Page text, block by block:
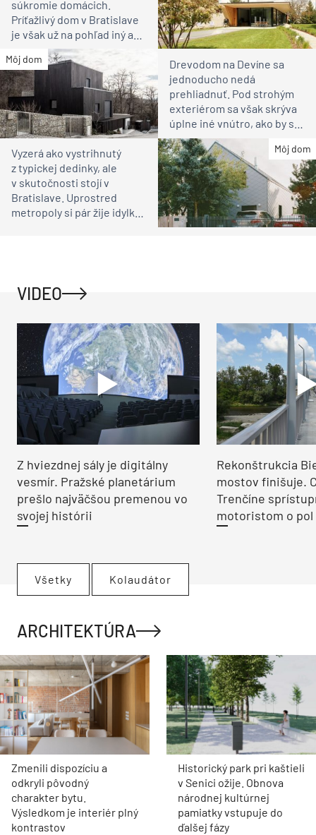
súkromie domácich.
Príťažlivý dom v Bratislave
je však už na pohľad iný ako
susedia
Môj dom
Drevodom na Devíne sa
jednoducho nedá
prehliadnuť. Pod strohým
exteriérom sa však skrýva
úplne iné vnútro, ako by ste
čakali
Môj dom
Vyzerá ako vystrihnutý
z typickej dedinky, ale
v skutočnosti stojí v
Bratislave. Uprostred
metropoly si pár žije idylku
VIDEO
Z hviezdnej sály je digitálny
vesmír. Pražské planetárium
prešlo najväčšou premenou vo
svojej histórii
Rekonštrukcia
mostov finišuje.
Trenčíne
motoristom o pol
Všetky Kolaudátor
ARCHITEKTÚRA
Zmenili dispozíciu a
odkryli pôvodný
charakter bytu.
Výsledkom je interiér plný
kontrastov
Historický park pri kaštieli
v Senici ožije. Obnova
národnej kultúrnej
pamiatky vstupuje do
ďalšej fázy